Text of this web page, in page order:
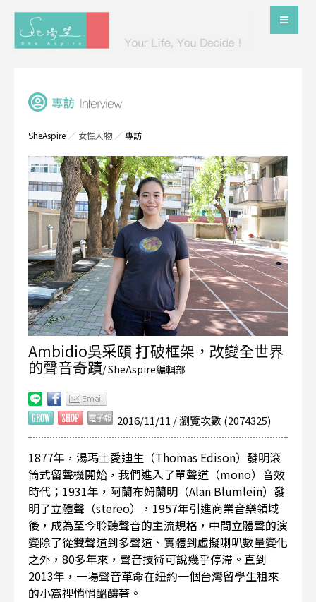
SheAspire ／ 女性人物／專訪
Ambidio吳采頤 打破框架，改變全世界
的聲音奇蹟/ SheAspire編輯部
2016/11/11 / 瀏覽次數 (2074325)
1877年，湯瑪士愛迪生（Thomas Edison）發明滾
筒式留聲機開始，我們進入了單聲道（mono）音效
時代；1931年，阿蘭布姆蘭明（Alan Blumlein）發
明了立體聲（stereo），1957年引進商業音樂領域
後，成為至今聆聽聲音的主流規格，中間立體聲的演
變除了從雙聲道到多聲道、實體到虛擬喇叭數量變化
之外，80多年來，聲音技術可說幾乎停滯。直到
2013年，一場聲音革命在紐約一個台灣留學生租來
的小窩裡悄悄醞釀著。